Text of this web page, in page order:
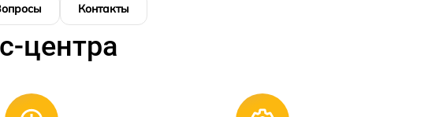
Контакты
центра